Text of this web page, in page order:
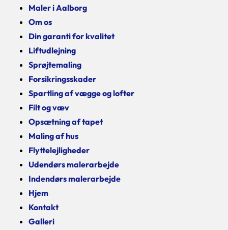
Maler i Aalborg
Om os
Din garanti for kvalitet
Liftudlejning
Sprøjtemaling
Forsikringsskader
Spartling af vægge og lofter
Filt og væv
Opsætning af tapet
Maling af hus
Flyttelejligheder
Udendørs malerarbejde
Indendørs malerarbejde
Hjem
Kontakt
Galleri